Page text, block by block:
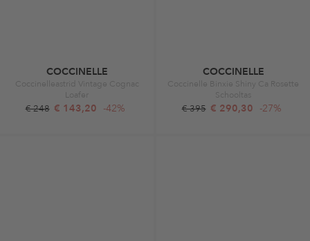
COCCINELLE
Coccinelleastrid Vintage Cognac
Loafer
€ 248 € 143,20 -42%
COCCINELLE
Coccinelle Binxie Shiny Ca Rosette
Schooltas
€ 395 € 290,30 -27%